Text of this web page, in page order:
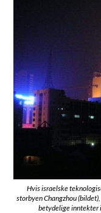
Hvis israelske
storbyen Changzhou
betydelige inntekter